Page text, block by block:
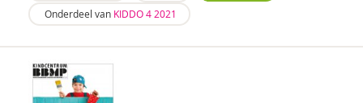
Sharon Gesthuizen
Nina Geuens
Edith Geurts
Onderdeel van KIDDO 4 2021